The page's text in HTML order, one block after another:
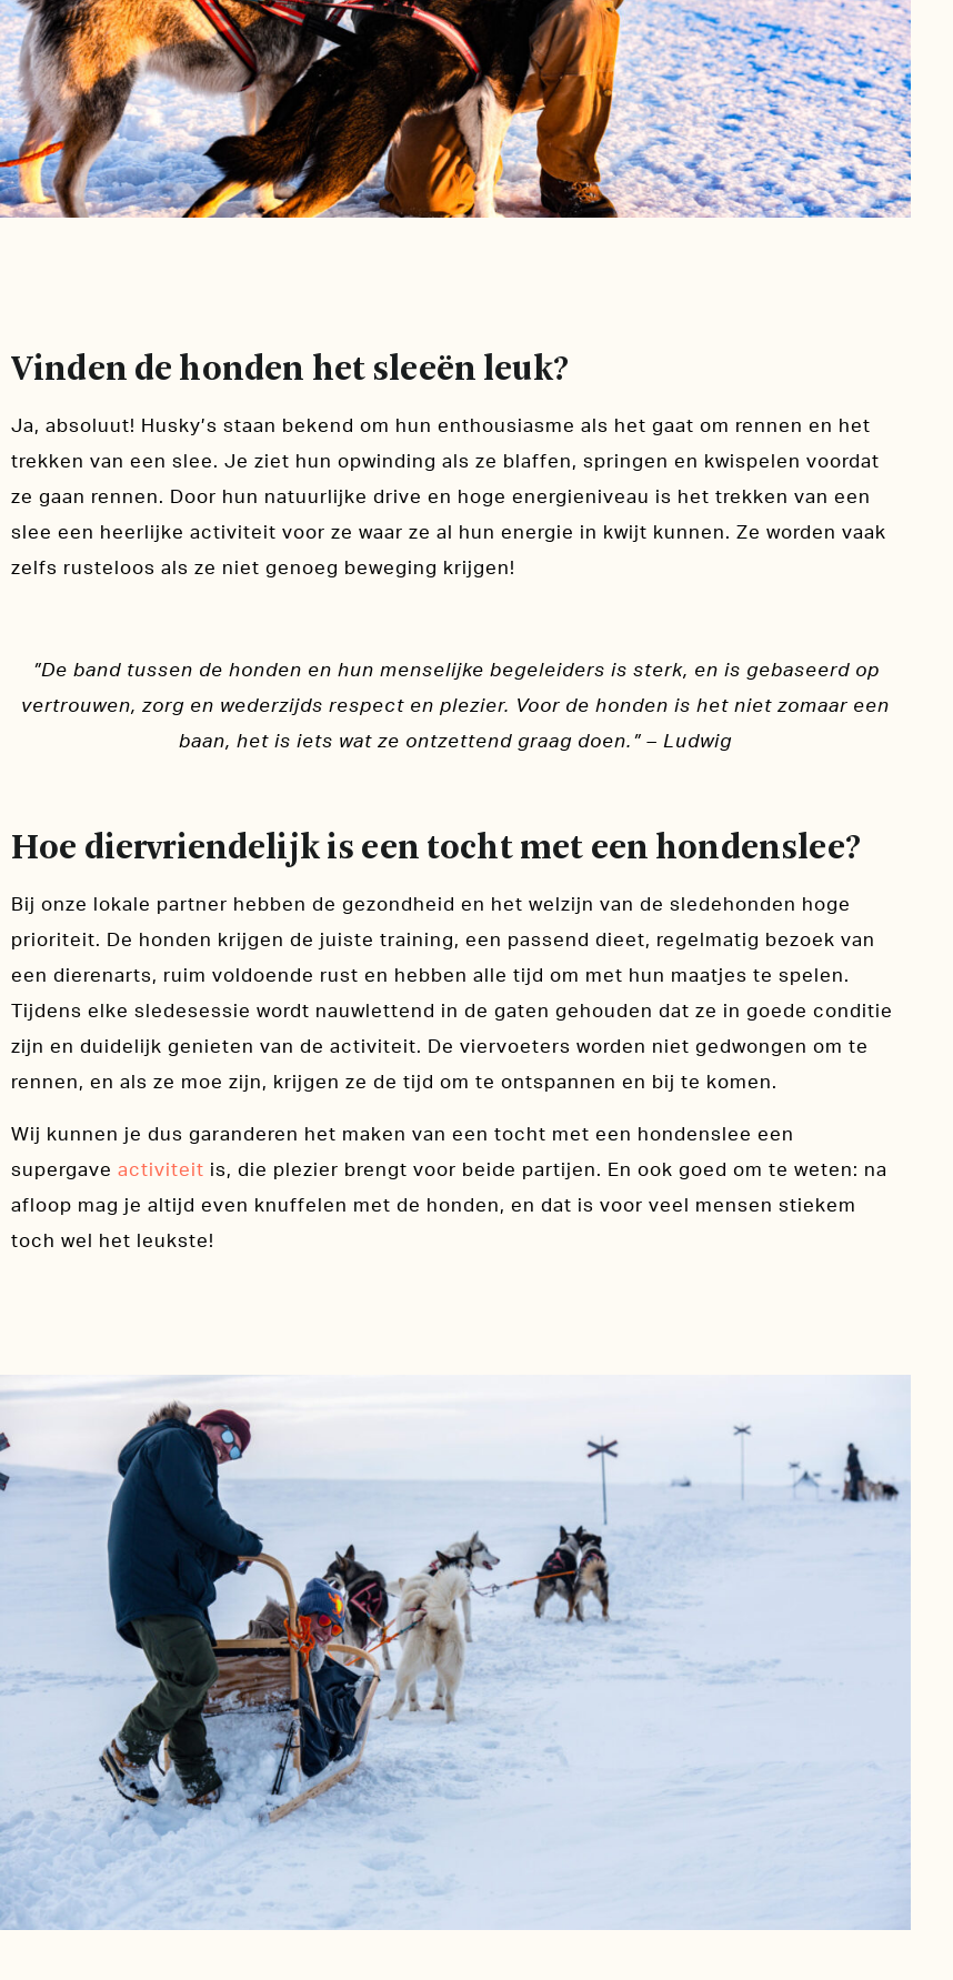
Vinden de honden het sleeën leuk?
Ja, absoluut! Husky’s staan bekend om hun enthousiasme als het gaat om rennen en het
trekken van een slee. Je ziet hun opwinding als ze blaffen, springen en kwispelen voordat
ze gaan rennen. Door hun natuurlijke drive en hoge energieniveau is het trekken van een
slee een heerlijke activiteit voor ze waar ze al hun energie in kwijt kunnen. Ze worden vaak
zelfs rusteloos als ze niet genoeg beweging krijgen!
”De band tussen de honden en hun menselijke begeleiders is sterk, en is gebaseerd op
vertrouwen, zorg en wederzijds respect en plezier. Voor de honden is het niet zomaar een
baan, het is iets wat ze ontzettend graag doen.” – Ludwig
Hoe diervriendelijk is een tocht met een hondenslee?
Bij onze lokale partner hebben de gezondheid en het welzijn van de sledehonden hoge
prioriteit. De honden krijgen de juiste training, een passend dieet, regelmatig bezoek van
een dierenarts, ruim voldoende rust en hebben alle tijd om met hun maatjes te spelen.
Tijdens elke sledesessie wordt nauwlettend in de gaten gehouden dat ze in goede conditie
zijn en duidelijk genieten van de activiteit. De viervoeters worden niet gedwongen om te
rennen, en als ze moe zijn, krijgen ze de tijd om te ontspannen en bij te komen.
Wij kunnen je dus garanderen het maken van een tocht met een hondenslee een
supergave activiteit is, die plezier brengt voor beide partijen. En ook goed om te weten: na
afloop mag je altijd even knuffelen met de honden, en dat is voor veel mensen stiekem
toch wel het leukste!